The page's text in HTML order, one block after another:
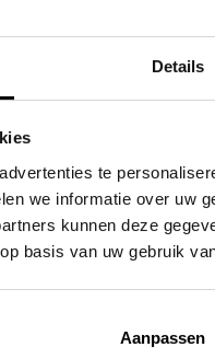
Details
te
we informatie over uw
kunnen deze
basis van uw gebruik
Aanpassen
In